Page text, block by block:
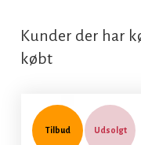
Kunder der har
købt
Tilbud Udsolgt